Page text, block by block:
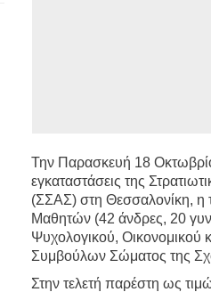
Την Παρασκευή 18
εγκαταστάσεις της
(ΣΣΑΣ) στη Θεσσαλονίκη, η
Μαθητών (42 άνδρες, 20
Ψυχολογικού, Οικονομικού
Συμβούλων Σώματος της
Στην τελετή παρέστη ως